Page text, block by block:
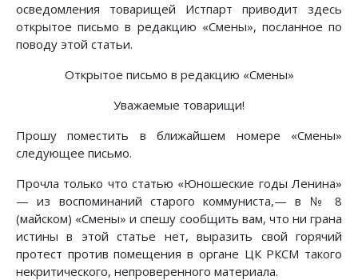
осведомления товарищей Истпарт приводит здесь
открытое письмо в редакцию «Смены», посланное по
поводу этой статьи.
Открытое письмо в редакцию «Смены»
Уважаемые товарищи!
Прошу поместить в ближайшем номере «Смены»
следующее письмо.
Прочла только что статью «Юношеские годы Ленина»
— из воспоминаний старого коммуниста,— в № 8
(майском) «Смены» и спешу сообщить вам, что ни грана
истины в этой статье нет, выразить свой горячий
протест против помещения в органе ЦК РКСМ такого
некритического, непроверенного материала.